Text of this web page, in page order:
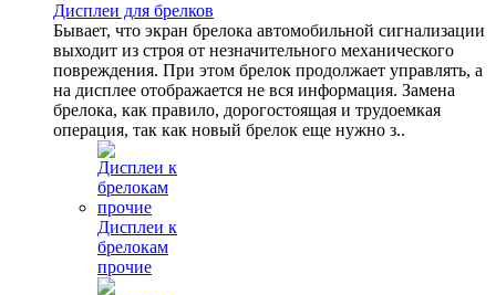
Дисплеи для брелков
Бывает, что экран брелока автомобильной сигнализации
выходит из строя от незначительного механического
повреждения. При этом брелок продолжает управлять, а
на дисплее отображается не вся информация. Замена
брелока, как правило, дорогостоящая и трудоемкая
операция, так как новый брелок еще нужно з..
Дисплеи к
брелокам
прочие